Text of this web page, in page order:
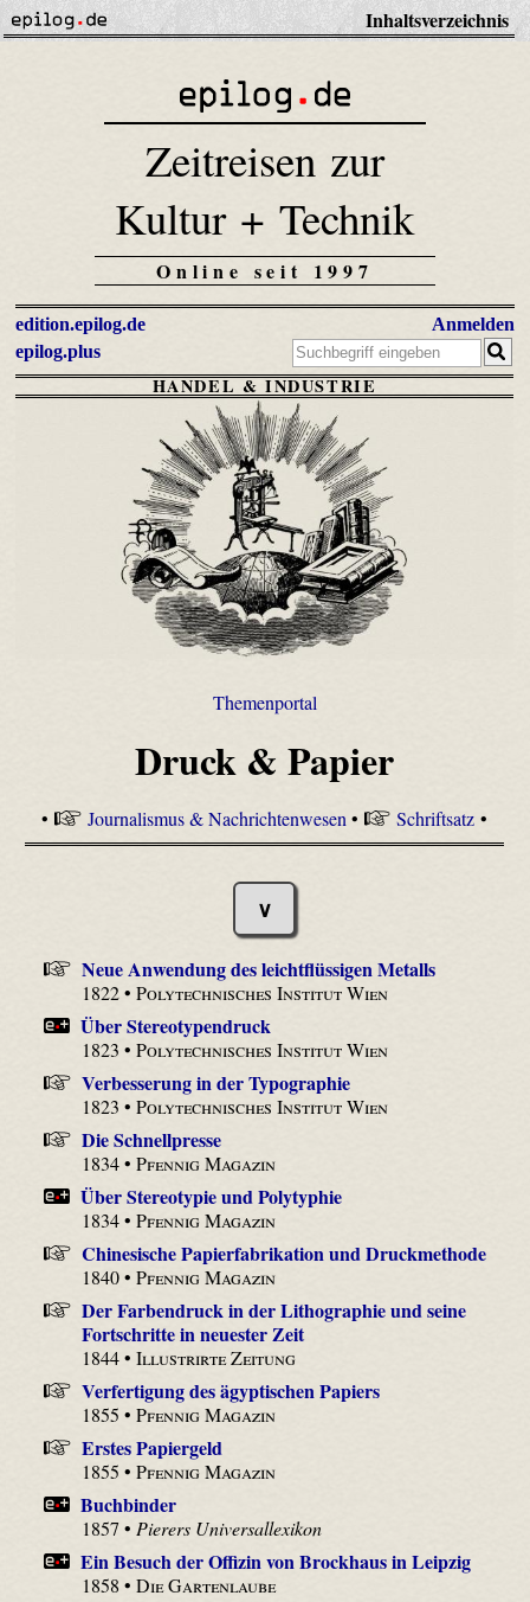
Inhaltsverzeichnis
Zeitreisen zur
Kultur + Technik
Online seit 1997
edition.epilog.de
epilog.plus
Anmelden
HANDEL & INDUSTRIE
Themenportal
Druck & Papier
• Journalismus & Nachrichtenwesen • Schriftsatz•
∨
Neue Anwendung des leichtflüssigen Metalls
1822 •Polytechnisches Institut Wien
Über Stereotypendruck
1823 •Polytechnisches Institut Wien
Verbesserung in der Typographie
1823 •Polytechnisches Institut Wien
Die Schnellpresse
1834 •Pfennig Magazin
Über Stereotypie und Polytyphie
1834 •Pfennig Magazin
Chinesische Papierfabrikation und Druckmethode
1840 •Pfennig Magazin
Der Farbendruck in der Lithographie und seine
Fortschritte in neuester Zeit
1844 •Illustrirte Zeitung
Verfertigung des ägyptischen Papiers
1855 •Pfennig Magazin
Erstes Papiergeld
1855 •Pfennig Magazin
Buchbinder
1857 • Pierers Universallexikon
Ein Besuch der Offizin von Brockhaus in Leipzig
1858 •Die Gartenlaube